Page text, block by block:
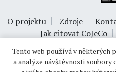
O projektu Zdroje
Jak citovat CoJeCo
Tento web používá v některých
a analýze návštěvnosti soubory